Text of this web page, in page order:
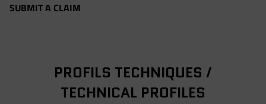
SUBMIT A CLAIM
PROFILS TECHNIQUES /
TECHNICAL PROFILES